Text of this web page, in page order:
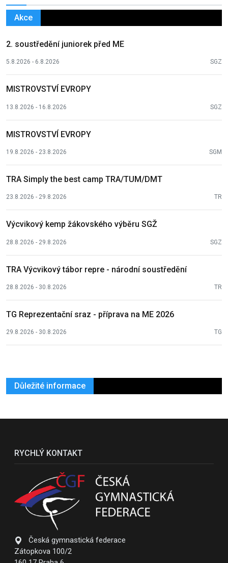
Akce
2. soustředění juniorek před ME
5.8.2026 - 6.8.2026 SGZ
MISTROVSTVÍ EVROPY
13.8.2026 - 16.8.2026 SGZ
MISTROVSTVÍ EVROPY
19.8.2026 - 23.8.2026 SGM
TRA Simply the best camp TRA/TUM/DMT
23.8.2026 - 29.8.2026 TR
Výcvikový kemp žákovského výběru SGŽ
28.8.2026 - 29.8.2026 SGZ
TRA Výcvikový tábor repre - národní soustředění
28.8.2026 - 30.8.2026 TR
TG Reprezentační sraz - příprava na ME 2026
29.8.2026 - 30.8.2026 TG
Důležité informace
RYCHLÝ KONTAKT
Česká gymnastická federace
Zátopkova 100/2